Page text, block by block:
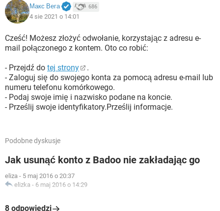
Макс Вега 686
4 sie 2021 o 14:01
Cześć! Możesz złożyć odwołanie, korzystając z adresu e-
mail połączonego z kontem. Oto co robić:
- Przejdź do tej strony
.
- Zaloguj się do swojego konta za pomocą adresu e-mail lub
numeru telefonu komórkowego.
- Podaj swoje imię i nazwisko podane na koncie.
- Prześlij swoje identyfikatory.Prześlij informacje.
Podobne dyskusje
Jak usunąć konto z Badoo nie zakładając go
eliza - 5 maj 2016 o 20:37
elizka - 6 maj 2016 o 14:29
8 odpowiedzi